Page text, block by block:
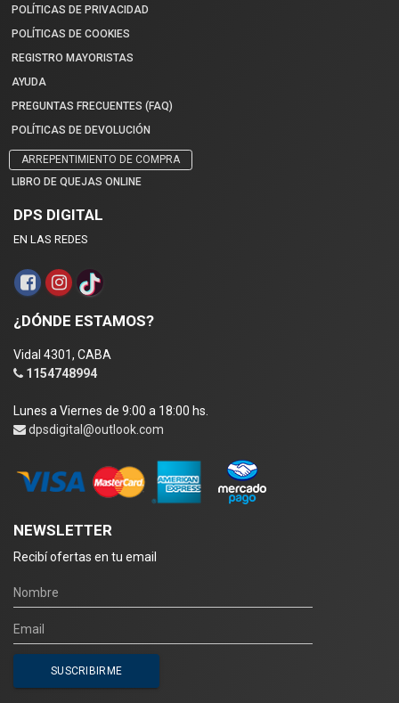
POLÍTICAS DE PRIVACIDAD
POLÍTICAS DE COOKIES
REGISTRO MAYORISTAS
AYUDA
PREGUNTAS FRECUENTES (FAQ)
POLÍTICAS DE DEVOLUCIÓN
ARREPENTIMIENTO DE COMPRA
LIBRO DE QUEJAS ONLINE
DPS DIGITAL
EN LAS REDES
¿DÓNDE ESTAMOS?
Vidal 4301, CABA
1154748994
Lunes a Viernes de 9:00 a 18:00 hs.
dpsdigital@outlook.com
NEWSLETTER
Recibí ofertas en tu email